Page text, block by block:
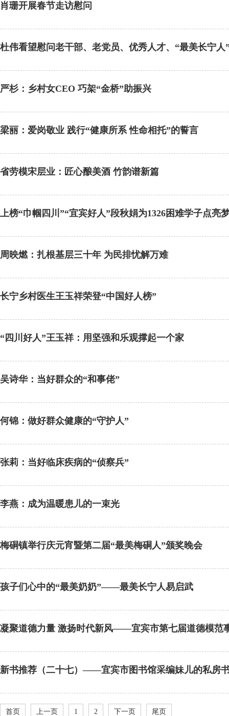
肖珊开展春节走访慰问
杜伟看望慰问老干部、老党员、优秀人才、“最美长宁人
严杉：乡村女CEO 巧架“金桥”助振兴
梁丽：爱岗敬业 践行“健康所系 性命相托”的誓言
省劳模宋层业：匠心酿美酒 竹韵谱新篇
上榜“巾帼四川”“宜宾好人”段秋娟为1326困难学子点亮
周映燃：扎根基层三十年 为民排忧解万难
长宁乡村医生王玉祥荣登“中国好人榜”
“四川好人”王玉祥：用坚强和乐观撑起一个家
吴诗华：当好群众的“和事佬”
何锦：做好群众健康的“守护人”
张莉：当好临床疾病的“侦察兵”
李燕：成为温暖患儿的一束光
梅硐镇举行庆元宵暨第二届“最美梅硐人”颁奖晚会
孩子们心中的“最美奶奶”——最美长宁人易启武
凝聚道德力量 激扬时代新风——宜宾市第七届道德模范
新书推荐（二十七）——宜宾市图书馆采编妹儿的私房
首页 上一页 1 2 下一页 尾页